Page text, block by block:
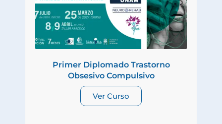
Primer Diplomado Trastorno
Obsesivo Compulsivo
Ver Curso